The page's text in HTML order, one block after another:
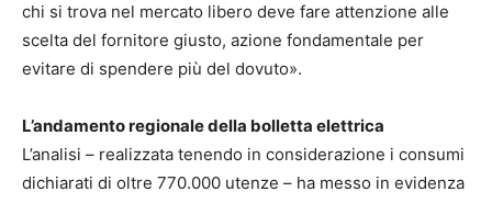
chi si trova nel mercato libero deve fare attenzione alle
scelta del fornitore giusto, azione fondamentale per
evitare di spendere più del dovuto».
L’andamento regionale della bolletta elettrica
L’analisi – realizzata tenendo in considerazione i consumi
dichiarati di oltre 770.000 utenze – ha messo in evidenza